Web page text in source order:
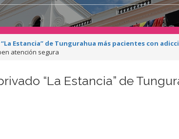
Estancia” de Tungurahua más pacientes con
atención segura
“La Estancia” de